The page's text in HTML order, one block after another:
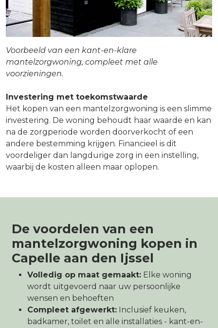
Voorbeeld van een kant-en-klare
mantelzorgwoning, compleet met alle
voorzieningen.
Investering met toekomstwaarde
Het kopen van een mantelzorgwoning is een slimme
investering. De woning behoudt haar waarde en kan
na de zorgperiode worden doorverkocht of een
andere bestemming krijgen. Financieel is dit
voordeliger dan langdurige zorg in een instelling,
waarbij de kosten alleen maar oplopen.
De voordelen van een
mantelzorgwoning kopen in
Capelle aan den Ijssel
Volledig op maat gemaakt: Elke woning
wordt uitgevoerd naar uw persoonlijke
wensen en behoeften
Compleet afgewerkt: Inclusief keuken,
badkamer, toilet en alle installaties - kant-en-